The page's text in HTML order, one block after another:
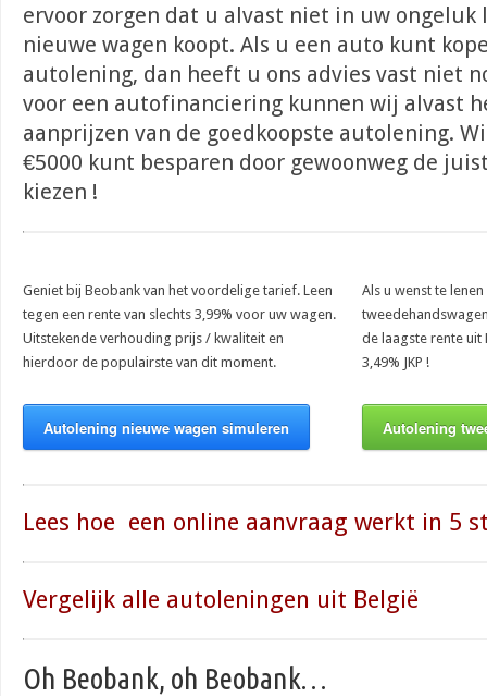
ervoor zorgen dat u alvast niet in uw ongeluk
nieuwe wagen koopt. Als u een auto kunt
autolening, dan heeft u ons advies vast niet
voor een autofinanciering kunnen wij alvast
aanprijzen van de goedkoopste autolening.
€5000 kunt besparen door gewoonweg de
kiezen !
Geniet bij Beobank van het voordelige tarief. Leen
tegen een rente van slechts 3,99% voor uw wagen.
Uitstekende verhouding prijs / kwaliteit en
hierdoor de populairste van dit moment.
Autolening nieuwe wagen simuleren
Als u wenst te
de laagste rente uit
3,49% JKP !
Autolening
Lees hoe een online aanvraag werkt in 5
Vergelijk alle autoleningen uit België
Oh Beobank, oh Beobank…